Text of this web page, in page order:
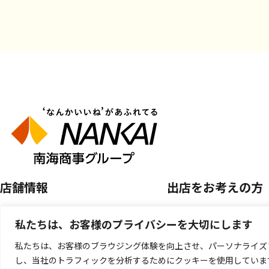
私たちは、お客様のプライバシーを大切にします
私たちは、お客様のブラウジング体験を向上させ、パーソナライ
し、当社のトラフィックを分析するためにクッキーを使用してい
店舗情報
店舗を探す
開催中のPOP UP SHOP
出店をお考えの方
空き区画のご案内
催事店舗出店のご案
キッチンカー出店の